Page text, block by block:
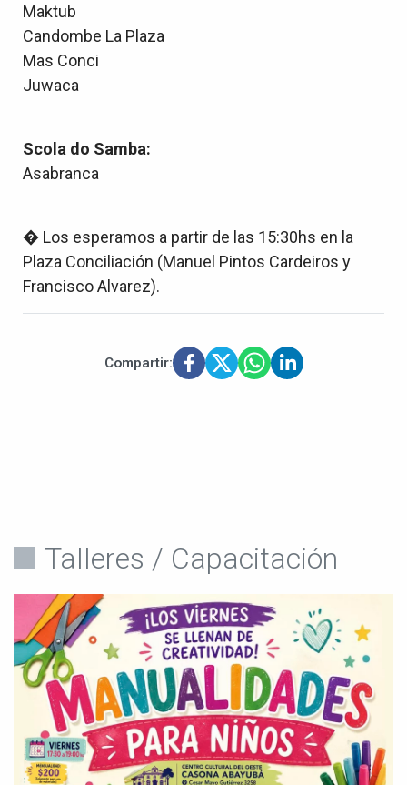
Maktub
Candombe La Plaza
Mas Conci
Juwaca
Scola do Samba:
Asabranca
� Los esperamos a partir de las 15:30hs en la
Plaza Conciliación (Manuel Pintos Cardeiros y
Francisco Alvarez).
Compartir:
Talleres / Capacitación